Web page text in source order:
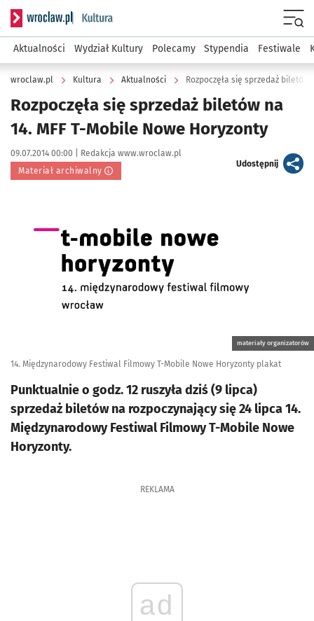
Serwis informacyjny wroclaw.pl podserwis: Kultura
Aktualności Wydział Kultury Polecamy Stypendia Festiwale
wroclaw.pl Kultura Aktualności Rozpoczęła się sprzedaż biletów
Rozpoczęła się sprzedaż biletów na
14. MFF T-Mobile Nowe Horyzonty
Data publikacji:
09.07.2014 00:00 | Autor:
Redakcja www.wroclaw.pl
Materiał archiwalny
Udostępnijartykuł
materiały organizatorów
14. Międzynarodowy Festiwal Filmowy T-Mobile Nowe Horyzonty plakat
Punktualnie o godz. 12 ruszyła dziś (9 lipca)
sprzedaż biletów na rozpoczynający się 24 lipca 14.
Międzynarodowy Festiwal Filmowy T-Mobile Nowe
Horyzonty.
REKLAMA
ad